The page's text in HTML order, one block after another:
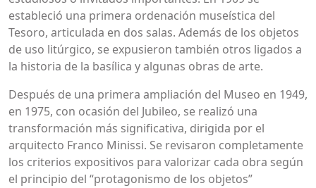
estableció una primera ordenación museística del
Tesoro, articulada en dos salas. Además de los objetos
de uso litúrgico, se expusieron también otros ligados a
la historia de la basílica y algunas obras de arte.
Después de una primera ampliación del Museo en 1949,
en 1975, con ocasión del Jubileo, se realizó una
transformación más significativa, dirigida por el
arquitecto Franco Minissi. Se revisaron completamente
los criterios expositivos para valorizar cada obra según
el principio del “protagonismo de los objetos”